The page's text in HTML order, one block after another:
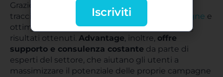
Grazie a questi strumenti, quindi, è possibile
tracciare in modo accurato ilROI delle campagne e
ottimizzare le strategie di marketing in base ai
risultati ottenuti. Advantage, inoltre, offre
supporto e consulenza costante da parte di
esperti del settore, che aiutano gli utenti a
massimizzare il potenziale delle proprie campagne
Iscriviti